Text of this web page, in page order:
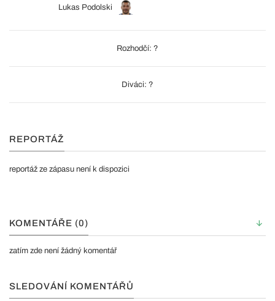
Lukas Podolski
Rozhodčí: ?
Diváci: ?
REPORTÁŽ
reportáž ze zápasu není k dispozici
KOMENTÁŘE (0)
zatím zde není žádný komentář
SLEDOVÁNÍ KOMENTÁŘŮ